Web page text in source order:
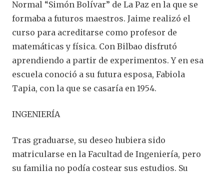
Normal “Simón Bolívar” de La Paz en la que se
formaba a futuros maestros. Jaime realizó el
curso para acreditarse como profesor de
matemáticas y física. Con Bilbao disfrutó
aprendiendo a partir de experimentos. Y en esa
escuela conoció a su futura esposa, Fabiola
Tapia, con la que se casaría en 1954.
INGENIERÍA
Tras graduarse, su deseo hubiera sido
matricularse en la Facultad de Ingeniería, pero
su familia no podía costear sus estudios. Su